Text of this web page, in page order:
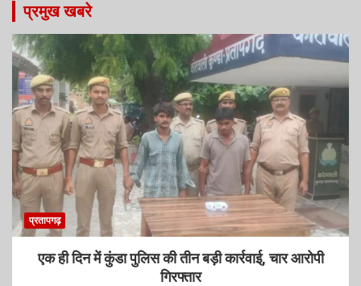
प्रमुख खबरे
प्रतापगढ़
एक ही दिन में कुंडा पुलिस की तीन बड़ी कार्रवाई, चार आरोपी
गिरफ्तार